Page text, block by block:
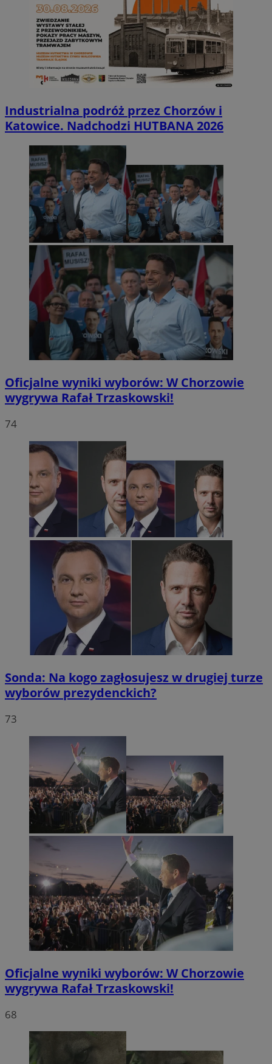
Industrialna podróż przez Chorzów i
Katowice. Nadchodzi HUTBANA 2026
Oficjalne wyniki wyborów: W Chorzowie
wygrywa Rafał Trzaskowski!
74
Sonda: Na kogo zagłosujesz w drugiej turze
wyborów prezydenckich?
73
Oficjalne wyniki wyborów: W Chorzowie
wygrywa Rafał Trzaskowski!
68